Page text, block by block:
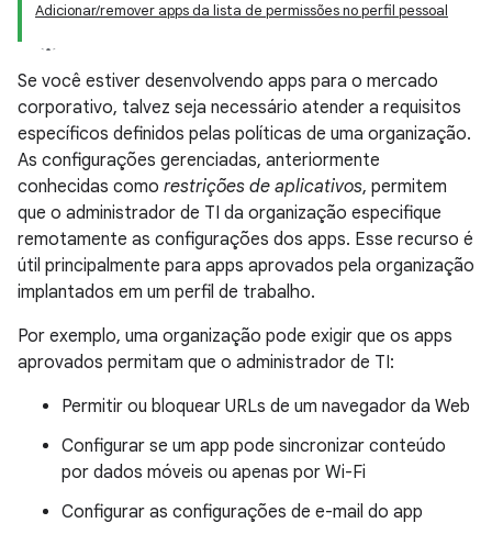
Adicionar/remover apps da lista de permissões no perfil pessoal
Se você estiver desenvolvendo apps para o mercado
corporativo, talvez seja necessário atender a requisitos
específicos definidos pelas políticas de uma organização.
As configurações gerenciadas, anteriormente
conhecidas como restrições de aplicativos, permitem
que o administrador de TI da organização especifique
remotamente as configurações dos apps. Esse recurso é
útil principalmente para apps aprovados pela organização
implantados em um perfil de trabalho.
Por exemplo, uma organização pode exigir que os apps
aprovados permitam que o administrador de TI:
Permitir ou bloquear URLs de um navegador da Web
Configurar se um app pode sincronizar conteúdo
por dados móveis ou apenas por Wi-Fi
Configurar as configurações de e-mail do app